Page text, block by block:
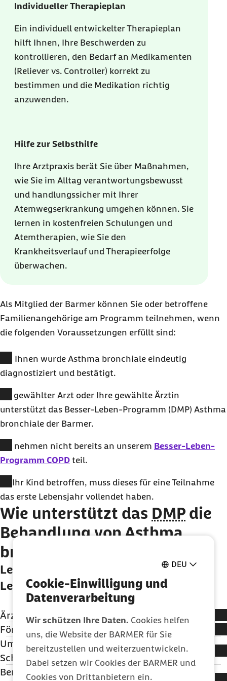
DEU
Cookie-Einwilligung und
Datenverarbeitung
Wir schützen Ihre Daten. Cookies helfen
uns, die Website der BARMER für Sie
bereitzustellen und weiterzuentwickeln.
Dabei setzen wir Cookies der BARMER und
Cookies von Drittanbietern ein.
Individueller Therapieplan
Ein individuell entwickelter Therapieplan
hilft Ihnen, Ihre Beschwerden zu
kontrollieren, den Bedarf an Medikamenten
(Reliever vs. Controller) korrekt zu
bestimmen und die Medikation richtig
anzuwenden.
Hilfe zur Selbsthilfe
Ihre Arztpraxis berät Sie über Maßnahmen,
wie Sie im Alltag verantwortungsbewusst
und handlungssicher mit Ihrer
Atemwegserkrankung umgehen können. Sie
lernen in kostenfreien Schulungen und
Atemtherapien, wie Sie den
Krankheitsverlauf und Therapieerfolge
überwachen.
Als Mitglied der Barmer können Sie oder betroffene
Familienangehörige am Programm teilnehmen, wenn
die folgenden Voraussetzungen erfüllt sind:
Bei Ihnen wurde Asthma bronchiale eindeutig
diagnostiziert und bestätigt.
Ihr gewählter Arzt oder Ihre gewählte Ärztin
unterstützt das Besser-Leben-Programm (DMP) Asthma
bronchiale der Barmer.
Sie nehmen nicht bereits an unserem Besser-Leben-
Programm COPD teil.
Ist Ihr Kind betroffen, muss dieses für eine Teilnahme
das erste Lebensjahr vollendet haben.
Wie unterstützt das DMP die
Behandlung von Asthma
bronchiale im Detail?
Leistungen und Beratung im Besser-
Leben-Programm
Ärztliche Kontrolluntersuchungen
Das Besser-Leben-Programm der Barmer sieht
regelmäßige ärztliche Untersuchungen vor, um den
Verlauf der Erkrankung und Therapieerfolge zu
kontrollieren und zu erfassen. Ihr Arzt bespricht dabei
Förderung Ihres Selbstmanagements
Ihr Arzt oder Ihre Ärztin berät Sie über Maßnahmen, wie
Sie im Alltag verantwortungsbewusst und
handlungssicher mit der Erkrankung Asthma
Umfangreiche Wissensvermittlung durch
Schulungen
Ärztlich geleitete Schulungen vermitteln Wissen und stärken Sie im
Beratung zu individuellen körperlichen